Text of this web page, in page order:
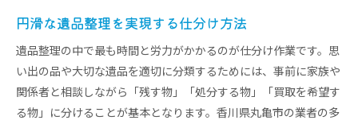
円滑な遺品整理を実現する仕分け方法
遺品整理の中で最も時間と労力がかかるのが仕分け作業です。思
い出の品や大切な遺品を適切に分類するためには、事前に家族や
関係者と相談しながら「残す物」「処分する物」「買取を希望す
る物」に分けることが基本となります。香川県丸亀市の業者の多